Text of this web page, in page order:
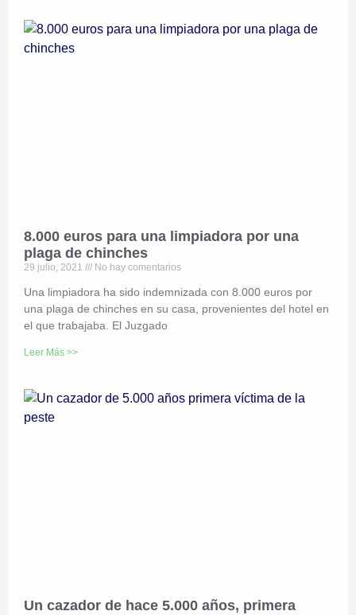
8.000 euros para una limpiadora por una
plaga de chinches
29 julio, 2021 No hay comentarios
Una limpiadora ha sido indemnizada con 8.000 euros por
una plaga de chinches en su casa, provenientes del hotel en
el que trabajaba. El Juzgado
Leer Más >>
Un cazador de hace 5.000 años, primera